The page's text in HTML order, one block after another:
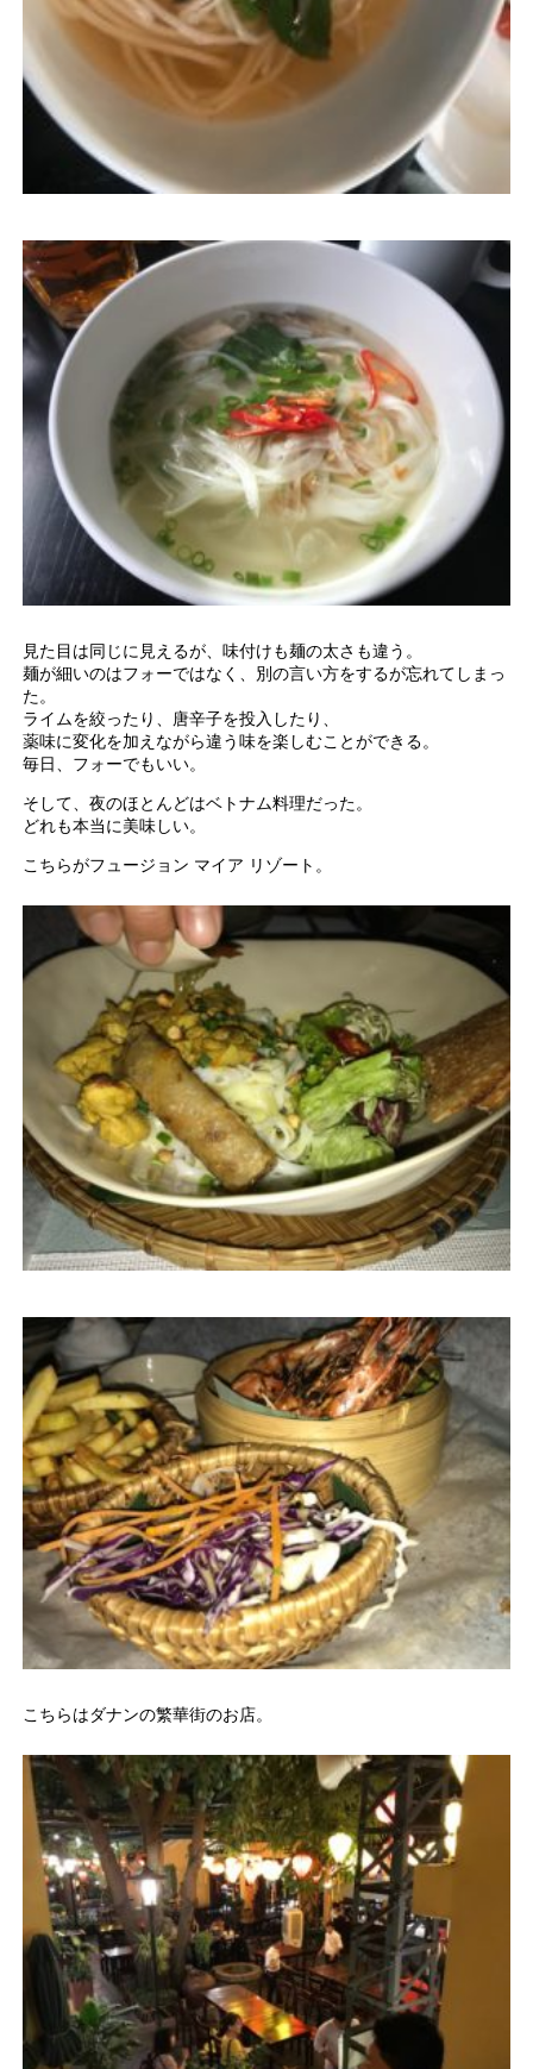
見た目は同じに見えるが、味付けも麺の太さも違う。
麺が細いのはフォーではなく、別の言い方をするが忘れてしまっ
た。
ライムを絞ったり、唐辛子を投入したり、
薬味に変化を加えながら違う味を楽しむことができる。
毎日、フォーでもいい。
そして、夜のほとんどはベトナム料理だった。
どれも本当に美味しい。
こちらがフュージョン マイア リゾート。
こちらはダナンの繁華街のお店。